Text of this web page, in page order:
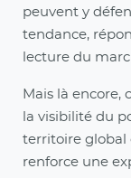
peuvent y
tendance,
lecture du
Mais là encore,
la visibilité du
territoire global
renforce une